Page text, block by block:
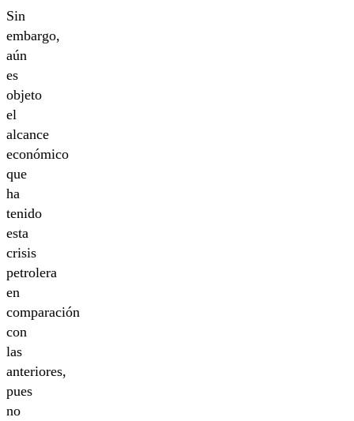
Sin
embargo,
aún
es
objeto
el
alcance
económico
que
ha
tenido
esta
crisis
petrolera
en
comparación
con
las
anteriores,
pues
no